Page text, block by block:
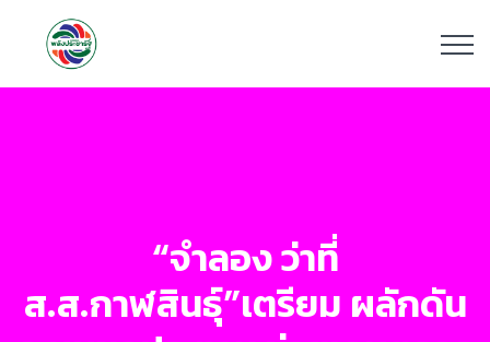
“จำลอง ว่าที่
ส.ส.กาฬสินธุ์”เตรียม ผลักดัน